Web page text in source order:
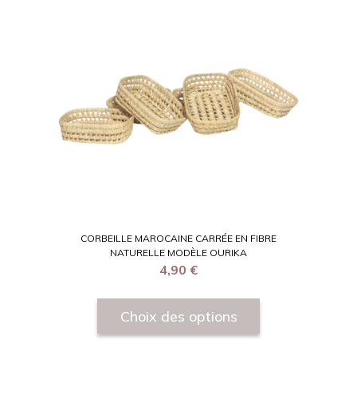
CORBEILLE MAROCAINE CARRÉE EN FIBRE
NATURELLE MODÈLE OURIKA
4,90 €
Choix des options